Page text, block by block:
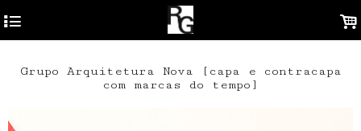
4 .
Grupo Arquitetura Nova [capa e contracapa
com marcas do tempo]